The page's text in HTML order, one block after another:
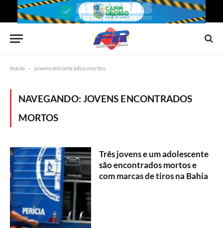
Início - jovens encontrados mortos
NAVEGANDO:JOVENS ENCONTRADOS
MORTOS
Três jovens e um adolescente
são encontrados mortos e
com marcas de tiros na Bahia